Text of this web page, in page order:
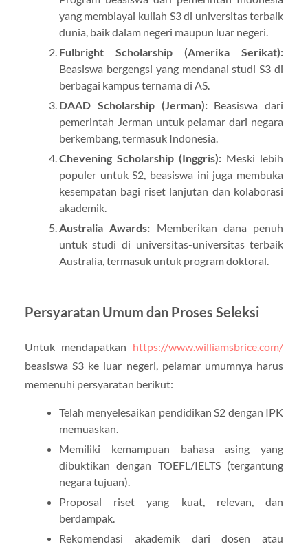
yang membiayai kuliah S3 di universitas terbaik
dunia, baik dalam negeri maupun luar negeri.
Fulbright Scholarship (Amerika Serikat):
Beasiswa bergengsi yang mendanai studi S3 di
berbagai kampus ternama di AS.
DAAD Scholarship (Jerman):Beasiswa dari
pemerintah Jerman untuk pelamar dari negara
berkembang, termasuk Indonesia.
Chevening Scholarship (Inggris): Meski lebih
populer untuk S2, beasiswa ini juga membuka
kesempatan bagi riset lanjutan dan kolaborasi
akademik.
Australia Awards: Memberikan dana penuh
untuk studi di universitas-universitas terbaik
Australia, termasuk untuk program doktoral.
Persyaratan Umum dan Proses Seleksi
Untuk mendapatkan https://www.williamsbrice.com/
beasiswa S3 ke luar negeri, pelamar umumnya harus
memenuhi persyaratan berikut:
Telah menyelesaikan pendidikan S2 dengan IPK
memuaskan.
Memiliki kemampuan bahasa asing yang
dibuktikan dengan TOEFL/IELTS (tergantung
negara tujuan).
Proposal riset yang kuat, relevan, dan
berdampak.
Rekomendasi akademik dari dosen atau